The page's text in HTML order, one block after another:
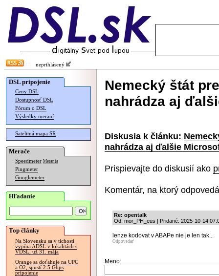
neprihlásený
DSL pripojenie
Ceny DSL
Dostupnosť DSL
Fórum o DSL
Výsledky meraní
Satelitná mapa SR
Merače
Speedmeter Merania
Pingmeter
Googlemeter
Hľadanie
Top články
Na Slovensku sa v tichosti
vypína ADSL v lokalitách s
VDSL, už 31. mája
Orange sa doťahuje na UPC
a O2, spustí 2.5 Gbps
pripojenie
Nemecký štát
nahrádza aj
Diskusia k článku:
nahrádza aj ďalšie
Prispievajte do diskusií ako
Komentár, na ktorý
Re: opentalk
Od: mor_PH_eus | Pridané: 2025-10-14
lenze kodovat v ABAPe nie je len tak...
Odpovedať
Meno: